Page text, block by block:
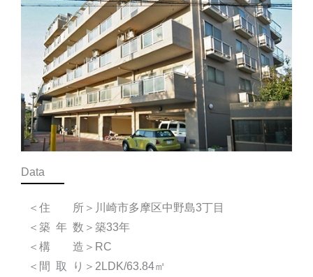
Data
＜住 所＞川崎市多摩区中野島3丁目
＜築 年 数＞築33年
＜構 造＞RC
＜間 取 り＞2LDK/63.84㎡